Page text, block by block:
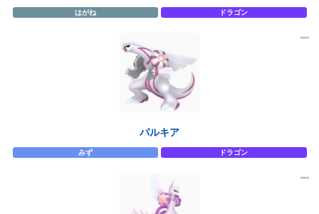
はがね ドラゴン
パルキア
みず ドラゴン